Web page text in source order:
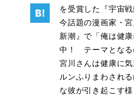
を受賞した『宇宙
今話題の漫画家・
新潮』で「俺は健
中！ テーマとなる
宮川さんは健康に
ルンふりまわされ
な彼が引き起こす